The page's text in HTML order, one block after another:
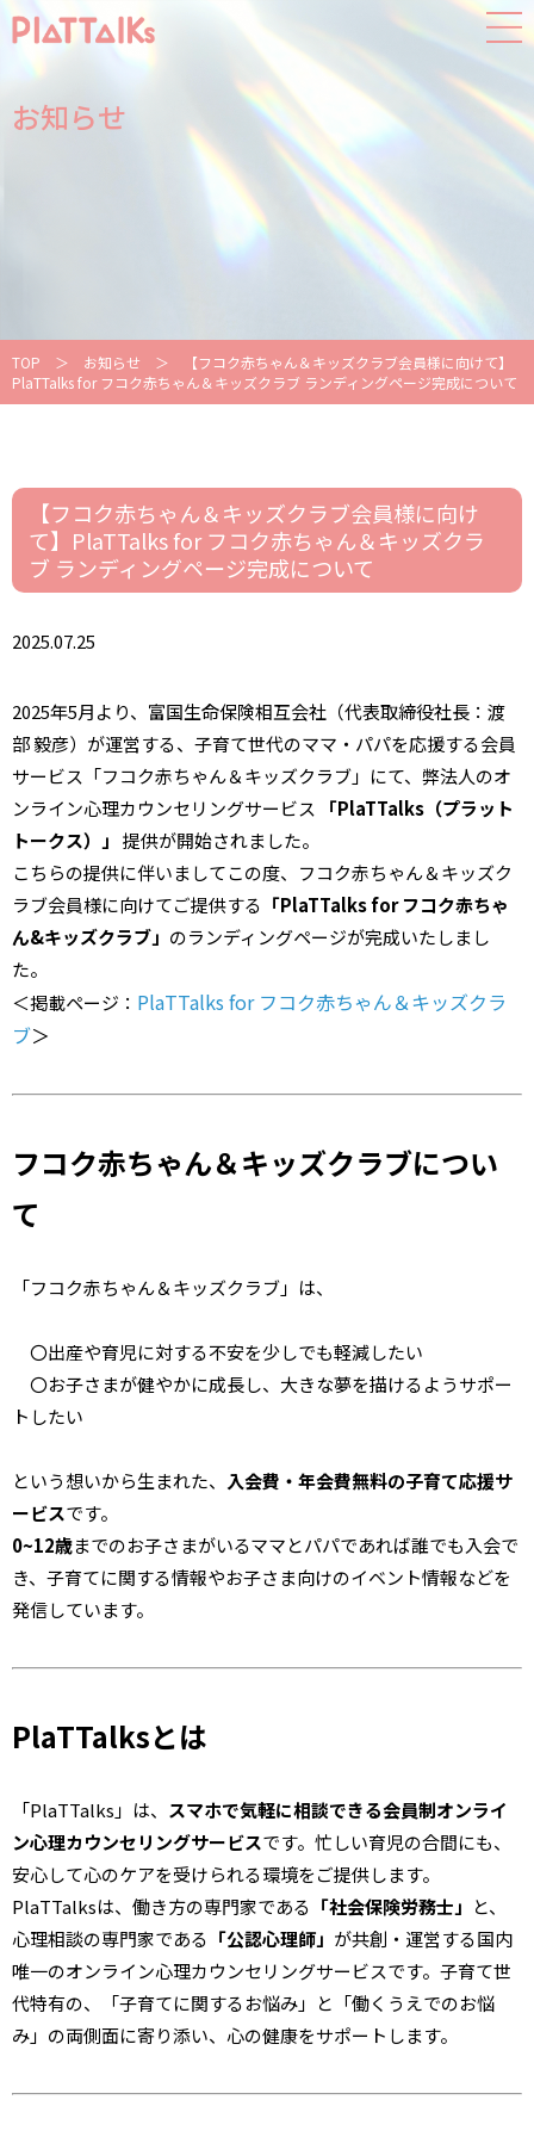
お知らせ
TOP ＞ お知らせ ＞
【フコク赤ちゃん＆キッズクラブ会員様に向けて】
PlaTTalks for フコク赤ちゃん＆キッズクラブ ランディングページ完成について
【フコク赤ちゃん＆キッズクラブ会員様に向け
て】PlaTTalks for フコク赤ちゃん＆キッズクラ
ブ ランディングページ完成について
2025.07.25
2025年5月より、富国生命保険相互会社（代表取締役社長：渡
部 毅彦）が運営する、子育て世代のママ・パパを応援する会員
サービス「フコク赤ちゃん＆キッズクラブ」にて、弊法人のオ
ンライン心理カウンセリングサービス
「PlaTTalks（プラット
トークス）」 提供が開始されました。
こちらの提供に伴いましてこの度、フコク赤ちゃん＆キッズク
ラブ会員様に向けてご提供する 「PlaTTalks for フコク赤ちゃ
ん&キッズクラブ」 のランディングページが完成いたしまし
た。
＜掲載ページ： PlaTTalks for フコク赤ちゃん＆キッズクラ
ブ＞
フコク赤ちゃん＆キッズクラブについ
て
「フコク赤ちゃん＆キッズクラブ」は、
〇出産や育児に対する不安を少しでも軽減したい
〇お子さまが健やかに成長し、大きな夢を描けるようサポー
トしたい
という想いから生まれた、 入会費・年会費無料の子育て応援サ
ービスです。
0~12歳までのお子さまがいるママとパパであれば誰でも入会で
き、子育てに関する情報やお子さま向けのイベント情報などを
発信しています。
PlaTTalksとは
「PlaTTalks」は、 スマホで気軽に相談できる会員制オンライ
ン心理カウンセリングサービスです。忙しい育児の合間にも、
安心して心のケアを受けられる環境をご提供します。
PlaTTalksは、働き方の専門家である 「社会保険労務士」 と、
心理相談の専門家である 「公認心理師」 が共創・運営する国内
唯一のオンライン心理カウンセリングサービスです。子育て世
代特有の、「子育てに関するお悩み」と「働くうえでのお悩
み」の両側面に寄り添い、心の健康をサポートします。